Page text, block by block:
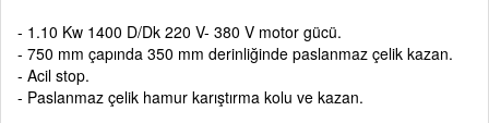
- 1.10 Kw 1400 D/Dk 220 V- 380 V motor gücü.
- 750 mm çapında 350 mm derinliğinde paslanmaz çelik kazan.
- Acil stop.
- Paslanmaz çelik hamur karıştırma kolu ve kazan.